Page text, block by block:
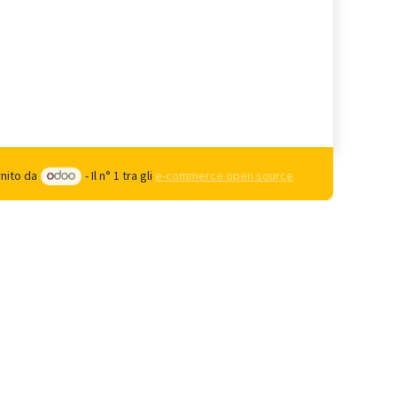
da - Il n° 1 tra gli e-commerce open source